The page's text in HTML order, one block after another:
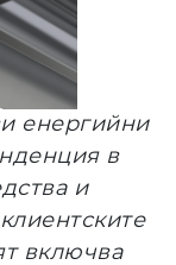
енергийни
в
и
включва